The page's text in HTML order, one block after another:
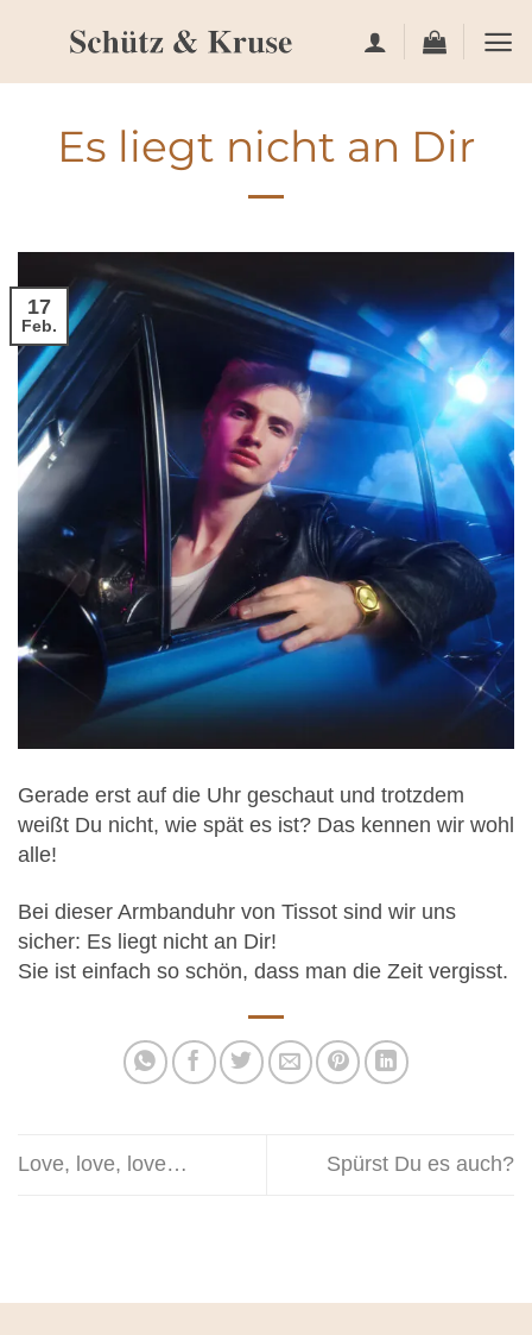
Es liegt nicht an Dir
17
Feb.
Gerade erst auf die Uhr geschaut und trotzdem
weißt Du nicht, wie spät es ist? Das kennen wir wohl
alle!
Bei dieser Armbanduhr von Tissot sind wir uns
sicher: Es liegt nicht an Dir!
Sie ist einfach so schön, dass man die Zeit vergisst.
Love, love, love… Spürst Du es auch?